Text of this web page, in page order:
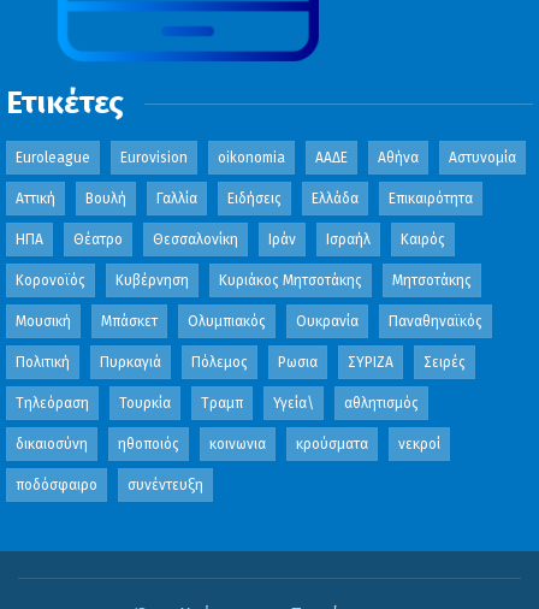
Ετικέτες
Euroleague Eurovision oikonomia ΑΑΔΕ Αθήνα Αστυνομία
Αττική Βουλή Γαλλία Ειδήσεις Ελλάδα Επικαιρότητα
ΗΠΑ Θέατρο Θεσσαλονίκη Ιράν Ισραήλ Καιρός
Κορονοϊός Κυβέρνηση Κυριάκος Μητσοτάκης Μητσοτάκης
Μουσική Μπάσκετ Ολυμπιακός Ουκρανία Παναθηναϊκός
Πολιτική Πυρκαγιά Πόλεμος Ρωσια ΣΥΡΙΖΑ Σειρές
Τηλεόραση Τουρκία Τραμπ Υγεία\ αθλητισμός
δικαιοσύνη ηθοποιός κοινωνια κρούσματα νεκροί
ποδόσφαιρο συνέντευξη